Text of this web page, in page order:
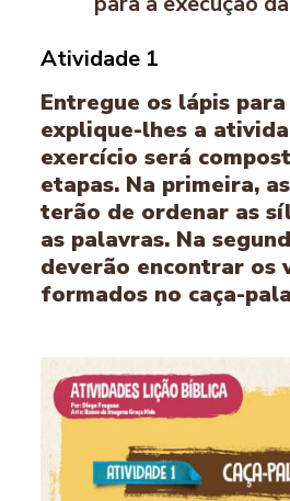
Atividade 1
Entregue os lápis
explique-lhes a
exercício será
etapas. Na primeira,
terão de ordenar as
as palavras. Na
deverão encontrar os
formados no caça-